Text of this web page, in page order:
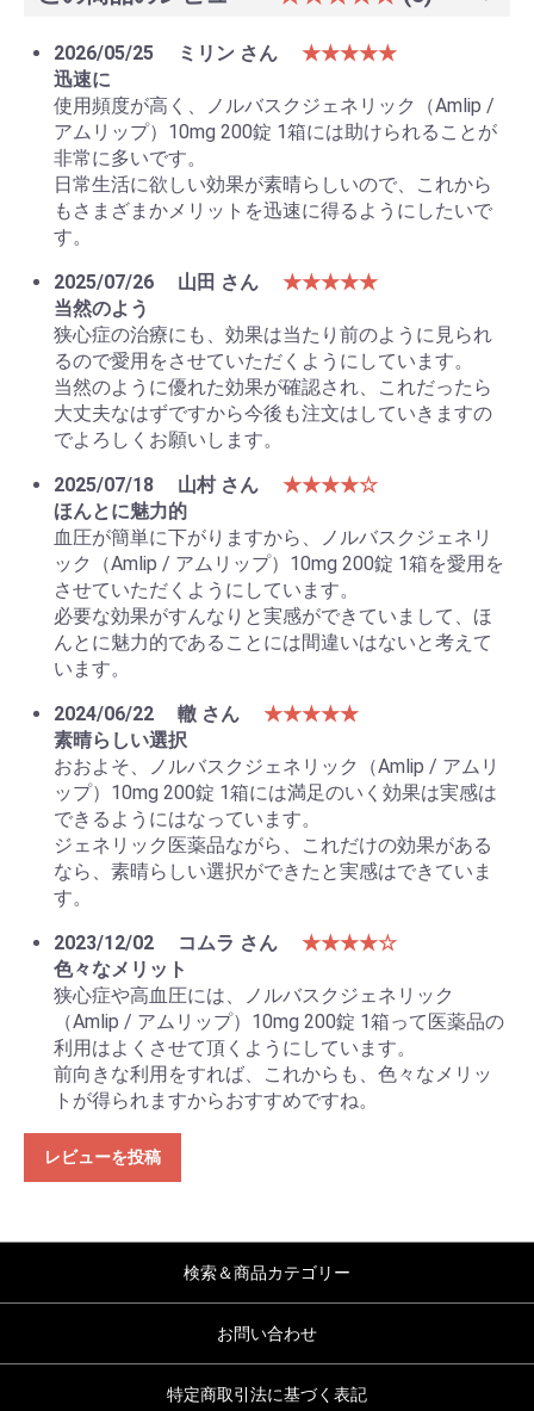
2026/05/25 ミリン さん
★★★★★
迅速に
使用頻度が高く、ノルバスクジェネリック（Amlip /
アムリップ）10mg 200錠 1箱には助けられることが
非常に多いです。
日常生活に欲しい効果が素晴らしいので、これから
もさまざまかメリットを迅速に得るようにしたいで
す。
2025/07/26
山田 さん
★★★★★
当然のよう
狭心症の治療にも、効果は当たり前のように見られ
るので愛用をさせていただくようにしています。
当然のように優れた効果が確認され、これだったら
大丈夫なはずですから今後も注文はしていきますの
でよろしくお願いします。
2025/07/18
山村 さん
★★★★☆
ほんとに魅力的
血圧が簡単に下がりますから、ノルバスクジェネリ
ック（Amlip / アムリップ）10mg 200錠 1箱を愛用を
させていただくようにしています。
必要な効果がすんなりと実感ができていまして、ほ
んとに魅力的であることには間違いはないと考えて
います。
2024/06/22
轍 さん
★★★★★
素晴らしい選択
おおよそ、ノルバスクジェネリック（Amlip / アムリ
ップ）10mg 200錠 1箱には満足のいく効果は実感は
できるようにはなっています。
ジェネリック医薬品ながら、これだけの効果がある
なら、素晴らしい選択ができたと実感はできていま
す。
2023/12/02
コムラ さん
★★★★☆
色々なメリット
狭心症や高血圧には、ノルバスクジェネリック
（Amlip / アムリップ）10mg 200錠 1箱って医薬品の
利用はよくさせて頂くようにしています。
前向きな利用をすれば、これからも、色々なメリッ
トが得られますからおすすめですね。
レビューを投稿
検索＆商品カテゴリー
お問い合わせ
特定商取引法に基づく表記